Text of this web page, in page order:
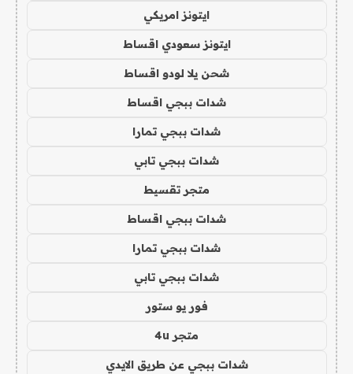
ايتونز امريكي
ايتونز سعودي اقساط
شحن يلا لودو اقساط
شدات ببجي اقساط
شدات ببجي تمارا
شدات ببجي تابي
متجر تقسيط
شدات ببجي اقساط
شدات ببجي تمارا
شدات ببجي تابي
فور يو ستور
متجر 4u
شدات ببجي عن طريق الايدي